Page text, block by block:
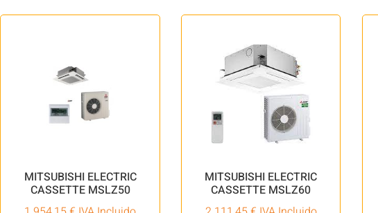
MITSUBISHI ELECTRIC
CASSETTE MSLZ50
MITSUBISHI ELECTRIC
CASSETTE MSLZ60